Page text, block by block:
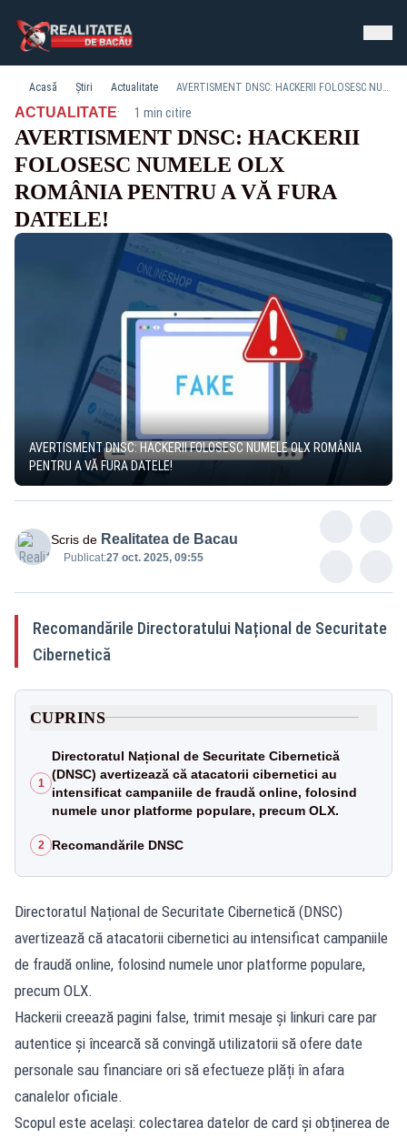
Acasă Știri Actualitate AVERTISMENT DNSC: HACKERII FOLOSESC NUMELE OLX ROMÂNIA PENTRU A VĂ FURA DATELE!
ACTUALITATE· 1 min citire
AVERTISMENT DNSC: HACKERII
FOLOSESC NUMELE OLX
ROMÂNIA PENTRU A VĂ FURA
DATELE!
AVERTISMENT DNSC: HACKERII FOLOSESC NUMELE OLX ROMÂNIA
PENTRU A VĂ FURA DATELE!
Scris de Realitatea de Bacau
Publicat:27 oct. 2025, 09:55
Recomandările Directoratului Național de Securitate
Cibernetică
CUPRINS
1
Directoratul Național de Securitate Cibernetică
(DNSC) avertizează că atacatorii cibernetici au
intensificat campaniile de fraudă online, folosind
numele unor platforme populare, precum OLX.
2 Recomandările DNSC
Directoratul Național de Securitate Cibernetică (DNSC)
avertizează că atacatorii cibernetici au intensificat campaniile
de fraudă online, folosind numele unor platforme populare,
precum OLX.
Hackerii creează pagini false, trimit mesaje și linkuri care par
autentice și încearcă să convingă utilizatorii să ofere date
personale sau financiare ori să efectueze plăți în afara
canalelor oficiale.
Scopul este același: colectarea datelor de card și obținerea de